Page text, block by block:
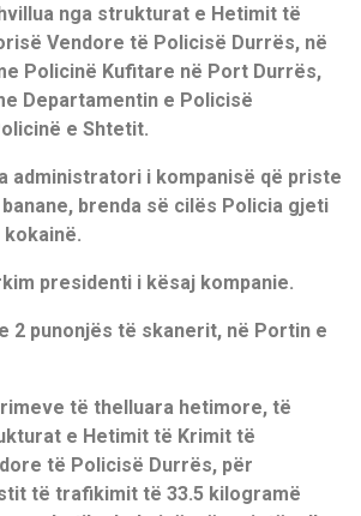
nga strukturat e Hetimit të
Vendore të Policisë Durrës, në
Policinë Kufitare në Port Durrës,
Departamentin e Policisë
e Shtetit.
administratori i kompanisë që priste
brenda së cilës Policia gjeti
presidenti i kësaj kompanie.
2 punonjës të skanerit, në Portin e
të thelluara hetimore, të
e Hetimit të Krimit të
të Policisë Durrës, për
të trafikimit të 33.5 kilogramë